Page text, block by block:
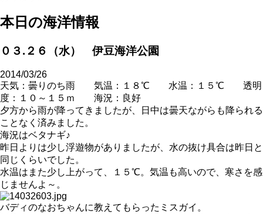
本日の海洋情報
０３.２６（水） 伊豆海洋公園
2014/03/26
天気：曇りのち雨 気温：１８℃ 水温：１５℃ 透明
度：１０～１５ｍ 海況：良好
夕方から雨が降ってきましたが、日中は曇天ながらも降られる
ことなく済みました。
海況はベタナギ♪
昨日よりは少し浮遊物がありましたが、水の抜け具合は昨日と
同じくらいでした。
水温はまた少し上がって、１５℃。気温も高いので、寒さを感
じませんよ～。
バディのなおちゃんに教えてもらったミスガイ。